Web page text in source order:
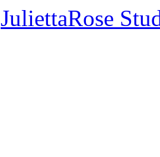
JuliettaRose